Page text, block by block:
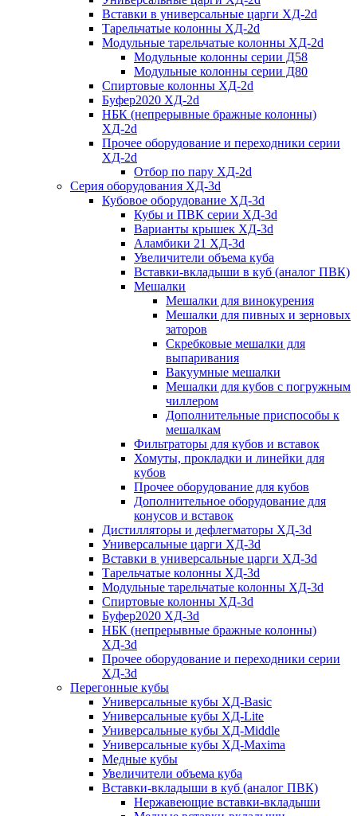
Вставки в универсальные царги ХД-2d
Тарельчатые колонны ХД-2d
Модульные тарельчатые колонны ХД-2d
Модульные колонны серии Д58
Модульные колонны серии Д80
Спиртовые колонны ХД-2d
Буфер2020 ХД-2d
НБК (непрерывные бражные колонны)
ХД-2d
Прочее оборудование и переходники серии
ХД-2d
Отбор по пару ХД-2d
Серия оборудования ХД-3d
Кубовое оборудование ХД-3d
Кубы и ПВК серии ХД-3d
Варианты крышек ХД-3d
Аламбики 21 ХД-3d
Увеличители объема куба
Вставки-вкладыши в куб (аналог ПВК)
Мешалки
Мешалки для винокурения
Мешалки для пивных и зерновых
заторов
Скребковые мешалки для
выпаривания
Вакуумные мешалки
Мешалки для кубов с погружным
чиллером
Дополнительные приспособы к
мешалкам
Фильтраторы для кубов и вставок
Хомуты, прокладки и линейки для
кубов
Прочее оборудование для кубов
Дополнительное оборудование для
конусов и вставок
Дистилляторы и дефлегматоры ХД-3d
Универсальные царги ХД-3d
Вставки в универсальные царги ХД-3d
Тарельчатые колонны ХД-3d
Модульные тарельчатые колонны ХД-3d
Спиртовые колонны ХД-3d
Буфер2020 ХД-3d
НБК (непрерывные бражные колонны)
ХД-3d
Прочее оборудование и переходники серии
ХД-3d
Перегонные кубы
Универсальные кубы ХД-Basic
Универсальные кубы ХД-Lite
Универсальные кубы ХД-Middle
Универсальные кубы ХД-Maxima
Медные кубы
Увеличители объема куба
Вставки-вкладыши в куб (аналог ПВК)
Нержавеющие вставки-вкладыши